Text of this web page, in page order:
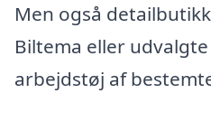
Men også
Biltema eller
arbejdstøj af